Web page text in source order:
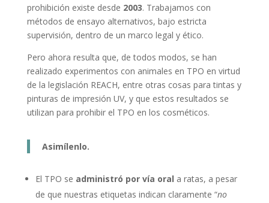
prohibición existe desde 2003. Trabajamos con
métodos de ensayo alternativos, bajo estricta
supervisión, dentro de un marco legal y ético.
Pero ahora resulta que, de todos modos, se han
realizado experimentos con animales en TPO en virtud
de la legislación REACH, entre otras cosas para tintas y
pinturas de impresión UV, y que estos resultados se
utilizan para prohibir el TPO en los cosméticos.
Asimílenlo.
El TPO se administró por vía oral a ratas, a pesar
de que nuestras etiquetas indican claramente “no